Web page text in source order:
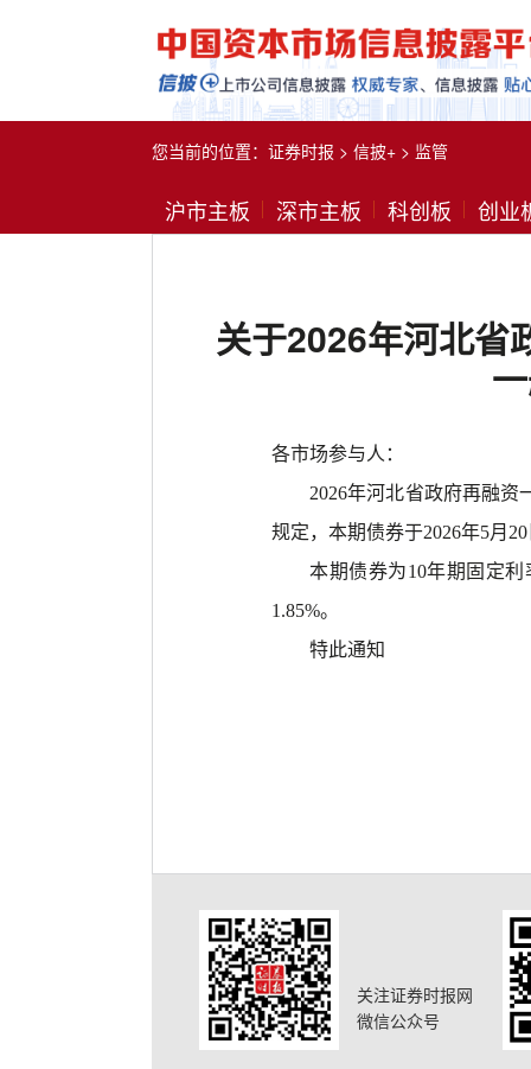
您当前的位置： 证券时报 > 信披+ > 监管
沪市主板 深市主板 科创板 创业
关于2026年河北
各市场参与人：
2026年河北省政府再融
规定，本期债券于2026年5月
本期债券为10年期固定利
1.85%。
特此通知
关注证券时报网
微信公众号